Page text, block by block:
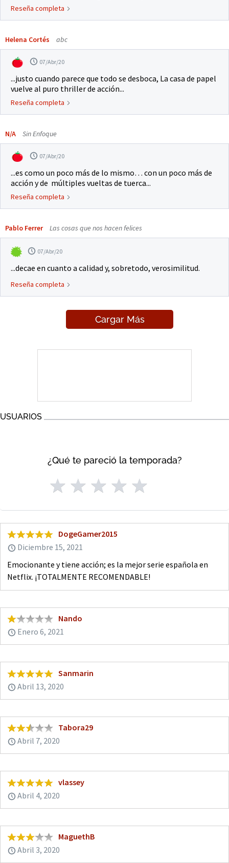
Reseña completa
Helena Cortés abc
07/Abr/20
...justo cuando parece que todo se desboca, La casa de papel
vuelve al puro thriller de acción...
Reseña completa
N/A Sin Enfoque
07/Abr/20
...es como un poco más de lo mismo… con un poco más de
acción y de múltiples vueltas de tuerca...
Reseña completa
Pablo Ferrer Las cosas que nos hacen felices
07/Abr/20
...decae en cuanto a calidad y, sobretodo, verosimilitud.
Reseña completa
Cargar Más
USUARIOS
¿Qué te pareció la temporada?
DogeGamer2015
Diciembre 15, 2021
Emocionante y tiene acción; es la mejor serie española en
Netflix. ¡TOTALMENTE RECOMENDABLE!
Nando
Enero 6, 2021
Sanmarin
Abril 13, 2020
Tabora29
Abril 7, 2020
vlassey
Abril 4, 2020
MaguethB
Abril 3, 2020